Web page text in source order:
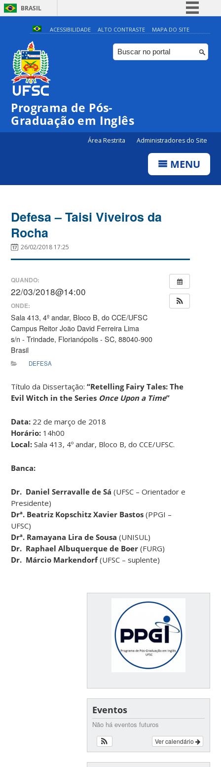
BRASIL
Simplifique!
Comunica BR
Participe
ACESSIBILIDADE ALTO CONTRASTE MAPA DO SITE
Programa de Pós-
Graduação em Inglês
Área Restrita Administradores do Site
MENU
Defesa – Taisi Viveiros da
Rocha
26/02/2018 17:25
QUANDO:
22/03/2018@14:00
ONDE:
Sala 413, 4º andar, Bloco B, do CCE/UFSC
Campus Reitor João David Ferreira Lima
s/n - Trindade, Florianópolis - SC, 88040-900
Brasil
DEFESA
Título da Dissertação:“Retelling Fairy Tales: The
Evil Witch in the Series Once Upon a Time”
Data: 22 de março de 2018
Horário: 14h00
Local:Sala 413, 4º andar, Bloco B, do CCE/UFSC.
Banca:
Dr. Daniel Serravalle de Sá (UFSC – Orientador e
Presidente)
Drª. Beatriz Kopschitz Xavier Bastos(PPGI –
UFSC)
Drª. Ramayana Lira de Sousa (UNISUL)
Dr. Raphael Albuquerque de Boer (FURG)
Dr. Márcio Markendorf(UFSC – suplente)
Eventos
Não há eventos futuros
Ver calendário